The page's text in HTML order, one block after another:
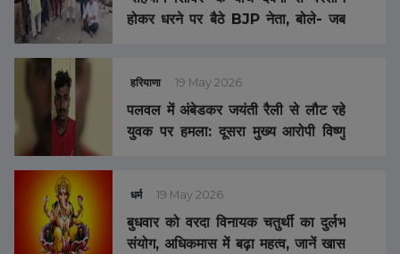
होकर धरने पर बैठे BJP नेता, बोले- जब
हरियाणा 19 May 2026
पलवल में अंबेडकर जयंती रैली से लौट रहे
युवक पर हमला: दूसरा मुख्य आरोपी विष्णु
धर्म 19 May 2026
बुधवार को वरदा विनायक चतुर्थी का दुर्लभ
संयोग, अधिकमास में बढ़ा महत्व, जानें खास